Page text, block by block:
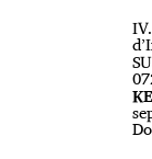
IV.